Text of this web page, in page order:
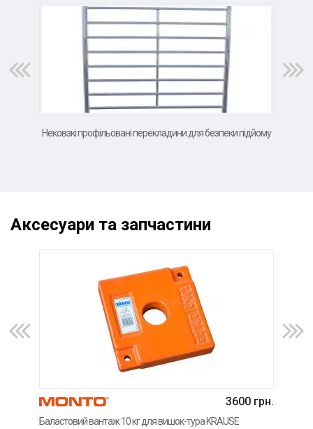
Нековзкі профільовані перекладини для безпеки підйому
Аксесуари та запчастини
3600 грн.
Баластовий вантаж 10 кг для вишок-тура KRAUSE